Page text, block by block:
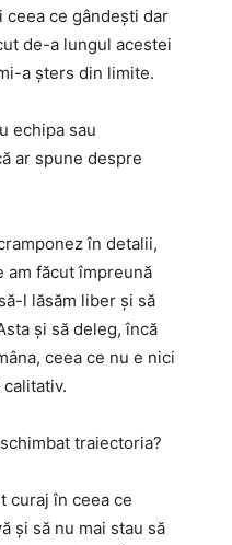
ce gândești dar
de-a lungul acestei
a șters din limite.
echipa sau
ar spune despre
în detalii,
am făcut împreună
l lăsăm liber și să
și să deleg, încă
ceea ce nu e nici
traiectoria?
curaj în ceea ce
și să nu mai stau să